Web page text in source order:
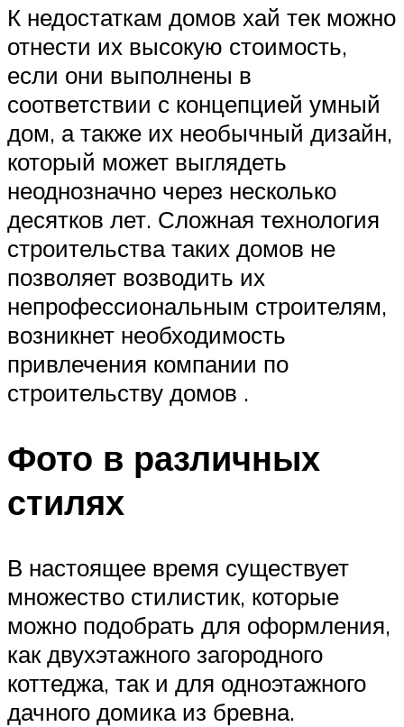
К недостаткам домов хай тек можно
отнести их высокую стоимость,
если они выполнены в
соответствии с концепцией умный
дом, а также их необычный дизайн,
который может выглядеть
неоднозначно через несколько
десятков лет. Сложная технология
строительства таких домов не
позволяет возводить их
непрофессиональным строителям,
возникнет необходимость
привлечения компании по
строительству домов .
Фото в различных
стилях
В настоящее время существует
множество стилистик, которые
можно подобрать для оформления,
как двухэтажного загородного
коттеджа, так и для одноэтажного
дачного домика из бревна.